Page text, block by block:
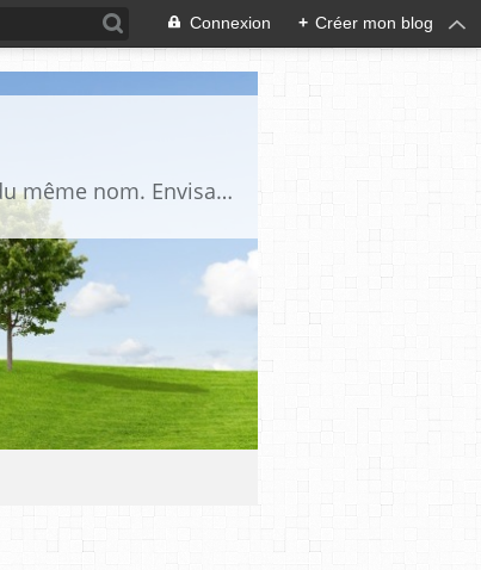
Connexion + Créer mon blog
Blog d'étude critique et académique du fait maçonnique, complémentaire de la revue du même nom. Envisage la Franc-Maçonnerie comme un univers culturel dont l’étude nécessite d’employer les outils des sciences humaines, de procéder à une nette séparation du réel et du légendaire et de procéder à la prise en compte de ce légendaire comme un fait social et historique.